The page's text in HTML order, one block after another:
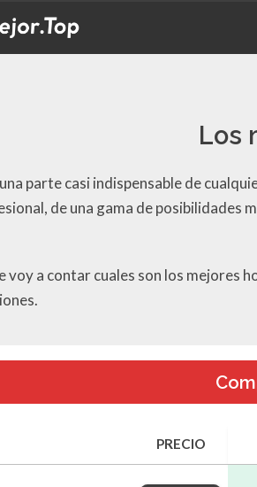
Los
parte casi indispensable de
de una gama de posibilidades
voy a contar cuales son los mejores
PRECIO